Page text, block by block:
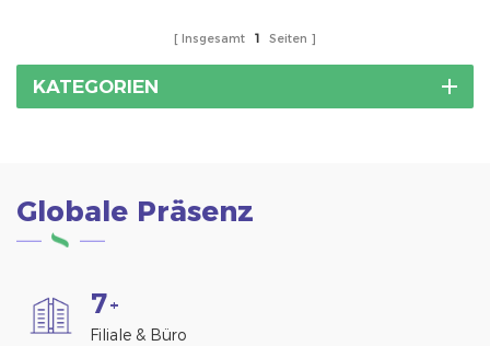
Insgesamt 1 Seiten
KATEGORIEN
Globale Präsenz
7+
Filiale & Büro